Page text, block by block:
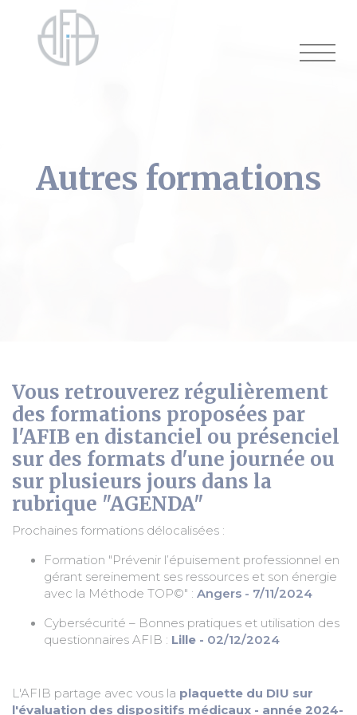
Autres formations
Vous retrouverez régulièrement
des formations proposées par
l'AFIB en distanciel ou présenciel
sur des formats d'une journée ou
sur plusieurs jours dans la
rubrique "AGENDA"
Prochaines formations délocalisées :
Formation "Prévenir l’épuisement professionnel en
gérant sereinement ses ressources et son énergie
avec la Méthode TOP©" : Angers - 7/11/2024
Cybersécurité – Bonnes pratiques et utilisation des
questionnaires AFIB : Lille - 02/12/2024
L'AFIB partage avec vous la plaquette du DIU sur
l'évaluation des dispositifs médicaux - année 2024-
Cookies management panel